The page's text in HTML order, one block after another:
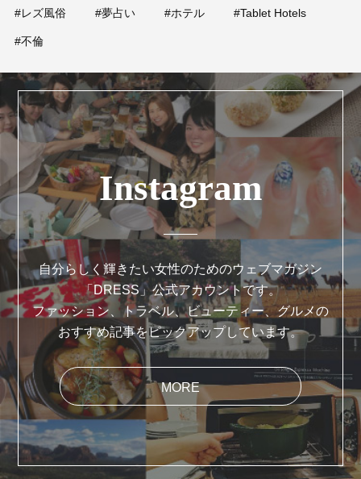
#レズ風俗 #夢占い #ホテル #Tablet Hotels
#不倫
Instagram
自分らしく輝きたい女性のためのウェブマガジン
「DRESS」公式アカウントです。
ファッション、トラベル、ビューティー、グルメの
おすすめ記事をピックアップしています。
MORE